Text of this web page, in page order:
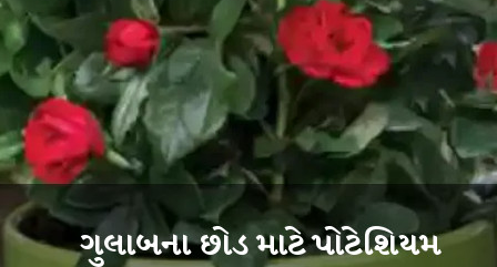
ગુલાબના છોડ માટે પોટેશિયમ